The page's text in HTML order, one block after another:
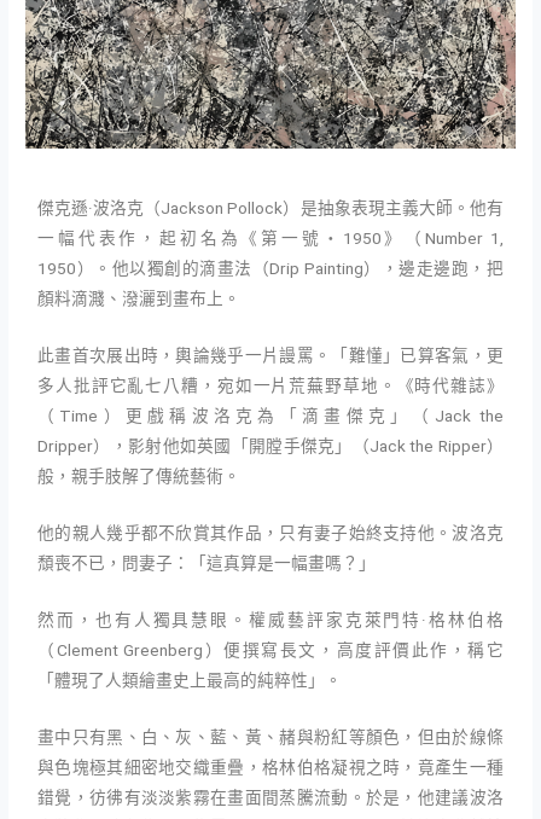
傑克遜·波洛克（Jackson Pollock）是抽象表現主義大師。他有
一幅代表作，起初名為《第一號・1950》（Number 1,
1950）。他以獨創的滴畫法（Drip Painting），邊走邊跑，把
顏料滴濺、潑灑到畫布上。
此畫首次展出時，輿論幾乎一片謾罵。「難懂」已算客氣，更
多人批評它亂七八糟，宛如一片荒蕪野草地。《時代雜誌》
（Time）更戲稱波洛克為「滴畫傑克」（Jack the
Dripper），影射他如英國「開膛手傑克」（Jack the Ripper）
般，親手肢解了傳統藝術。
他的親人幾乎都不欣賞其作品，只有妻子始終支持他。波洛克
頹喪不已，問妻子：「這真算是一幅畫嗎？」
然而，也有人獨具慧眼。權威藝評家克萊門特·格林伯格
（Clement Greenberg）便撰寫長文，高度評價此作，稱它
「體現了人類繪畫史上最高的純粹性」。
畫中只有黑、白、灰、藍、黃、赭與粉紅等顏色，但由於線條
與色塊極其細密地交織重疊，格林伯格凝視之時，竟產生一種
錯覺，彷彿有淡淡紫霧在畫面間蒸騰流動。於是，他建議波洛